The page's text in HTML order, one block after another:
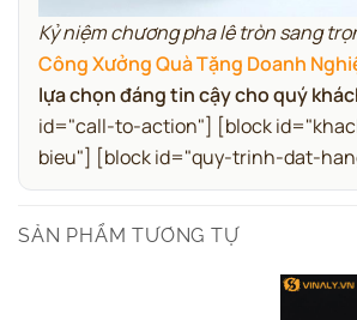
Kỷ niệm chương pha lê tròn sang
Công Xưởng Quà Tặng Doanh
lựa chọn đáng tin cậy cho quý
id="call-to-action"] [block
bieu"] [block id="quy-trinh-dat-
SẢN PHẨM TƯƠNG TỰ